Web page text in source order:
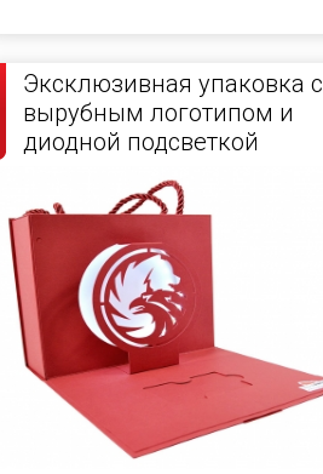
Эксклюзивная упаковка с
вырубным логотипом и
диодной подсветкой